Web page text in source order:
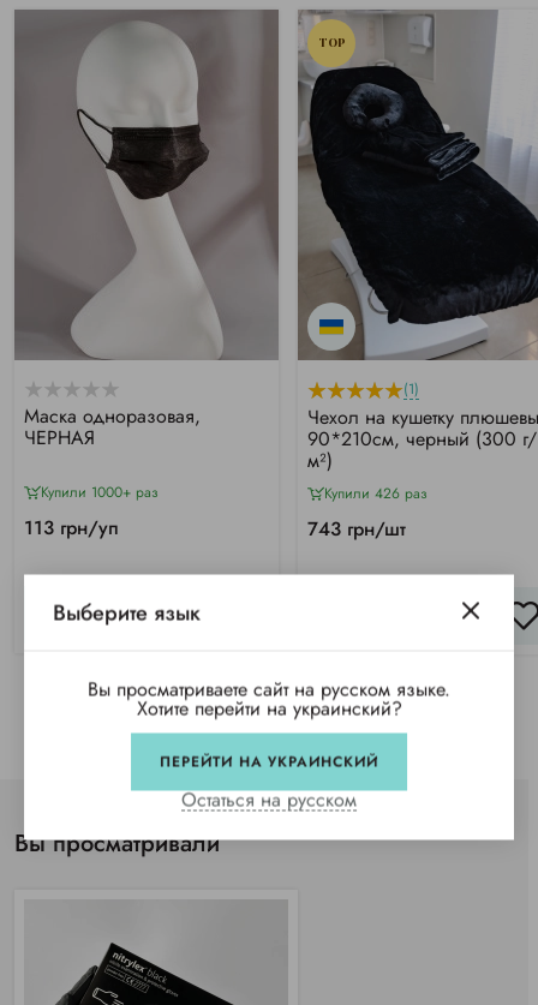
Маска одноразовая,
ЧЕРНАЯ
Купили 1000+ раз
113 грн/уп
КУПИТЬ
TOP
(1)
Чехол на кушетку
90*210см, черный (300 г/
м²)
Купили 426 раз
743 грн/шт
Вы просматривали
Выберите язык
Вы просматриваете сайт на русском языке.
Хотите перейти на украинский?
ПЕРЕЙТИ НА УКРАИНСКИЙ
Остаться на русском